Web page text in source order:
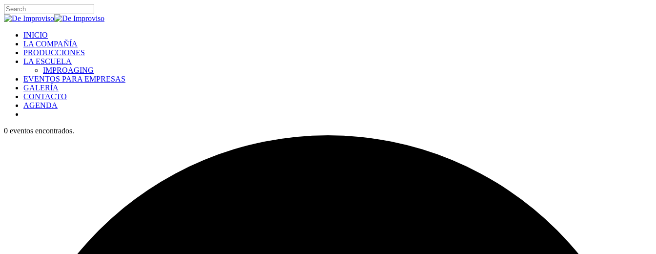
Skip
to
content
Close
Menu
INICIO
LA COMPAÑÍA
PRODUCCIONES
LA ESCUELA
IMPROAGING
EVENTOS PARA EMPRESAS
GALERÍA
CONTACTO
AGENDA
0 eventos encontrados.